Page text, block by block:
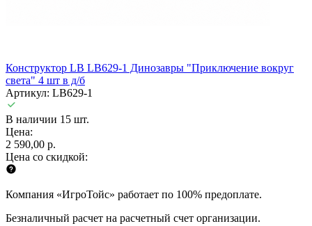
Конструктор LB LB629-1 Динозавры "Приключение вокруг
света" 4 шт в д/б
Артикул: LB629-1
В наличии 15 шт.
Цена:
2 590,00 р.
Цена со скидкой:
Компания «ИгроТойс» работает по 100% предоплате.
Безналичный расчет на расчетный счет организации.